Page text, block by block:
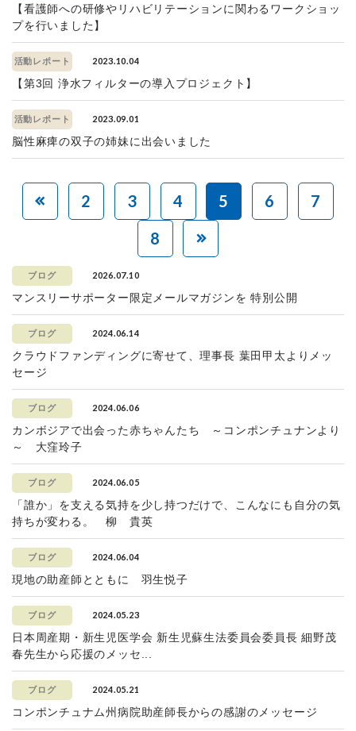
【看護師への研修やリハビリテーションに関わるワークショッ
プを行いました】
活動レポート 2023.10.04
【第3回 浄水フィルターの導入プロジェクト】
活動レポート 2023.09.01
脳性麻痺の双子の姉妹に出会いました
2 3 4 5 6
7
8
ブログ 2026.07.10
マンスリーサポーター限定メールマガジンを 特別公開
ブログ 2024.06.14
クラウドファンディングに寄せて、理事長 葉田甲太よりメッ
セージ
ブログ 2024.06.06
カンボジアで出会った赤ちゃんたち ～コンポンチュナンより
～ 大窪玲子
ブログ 2024.06.05
「誰か」を支える気持を少し持つだけで、こんなにも自分の気
持ちが変わる。 柳 貴英
ブログ 2024.06.04
現地の助産師とともに 羽生悦子
ブログ 2024.05.23
日本周産期・新生児医学会 新生児蘇生法委員会委員長 細野茂
春先生から応援のメッセ...
ブログ 2024.05.21
コンポンチュナム州病院助産師長からの感謝のメッセージ